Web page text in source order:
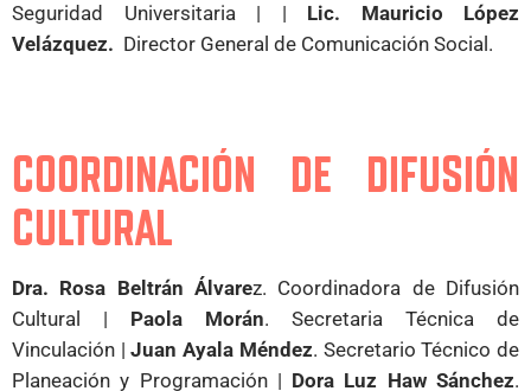
Seguridad Universitaria | | Lic. Mauricio López
Velázquez. Director General de Comunicación Social.
COORDINACIÓN DE DIFUSIÓN
CULTURAL
Dra. Rosa Beltrán Álvarez. Coordinadora de Difusión
Cultural | Paola Morán. Secretaria Técnica de
Vinculación |Juan Ayala Méndez. Secretario Técnico de
Planeación y Programación | Dora Luz Haw Sánchez.